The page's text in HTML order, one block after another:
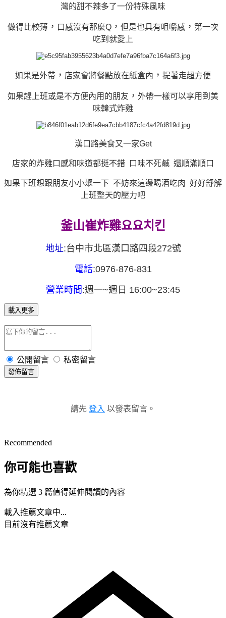
灣的甜不辣多了一份特殊風味
做得比較薄 ， 口感沒有那麼Q ， 但是也具有咀嚼感 ， 第一次
吃到就愛上
如果是外帶 ， 店家會將餐點放在紙盒內 ， 提著走超方便
如果趕上班或是不方便內用的朋友 ， 外帶一樣可以享用到美
味韓式炸雞
漢口路美食又一家Get
店家的炸雞口感和味道都挺不錯 口味不死鹹 還順滿順口
如果下班想跟朋友小小聚一下 不妨來這邊喝酒吃肉 好好舒解
上班整天的壓力吧
釜山崔炸雞요요치킨
地址:台中市北區漢口路四段272號
電話:0976-876-831
營業時間:週一~週日 16:00~23:45
載入更多
公開留言 私密留言
發佈留言
請先 登入 以發表留言。
Recommended
你可能也喜歡
為你精選 3 篇值得延伸閱讀的內容
載入推薦文章中...
目前沒有推薦文章